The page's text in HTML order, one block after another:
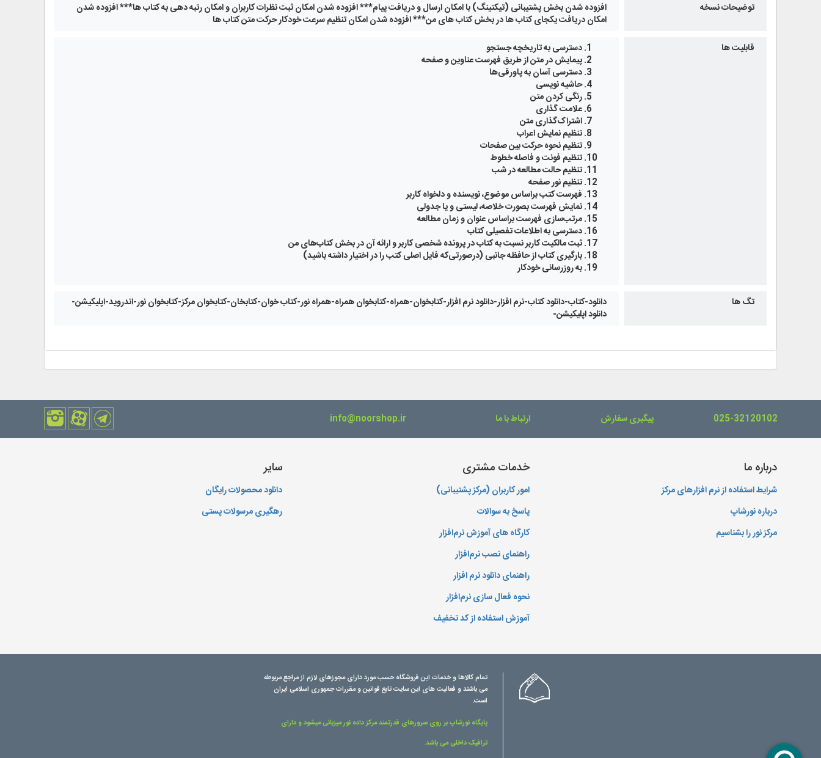
توضیحات نسخه
افزوده شدن بخش پشتیبانی (تیکتینگ) با امکان ارسال و دریافت پیام*** افزوده شدن امکان ثبت نظرات کاربران و امکان رتبه دهی به کتاب ها*** افزوده شدن
امکان دریافت یکجای کتاب ها در بخش کتاب های من*** افزوده شدن امکان تنظیم سرعت خودکار حرکت متن کتاب ها
قابلیت ها
دسترسی به تاریخچه جستجو
پیمایش در متن از طریق فهرست عناوین و صفحه
دسترسی آسان به پاورقی‌ها
حاشیه نویسی
رنگی کردن متن
علامت گذاری
اشتراک‌گذاری متن
تنظیم نمایش اعراب
تنظیم نحوه حرکت بین صفحات
تنظیم فونت و فاصله خطوط
تنظیم حالت مطالعه در شب
تنظیم نور صفحه
فهرست کتب براساس موضوع، نویسنده و دلخواه کاربر
نمایش فهرست بصورت خلاصه، لیستی و یا جدولی
مرتب‌سازی فهرست براساس عنوان و زمان مطالعه
دسترسی به اطلاعات تفصیلی کتاب
ثبت مالکیت کاربر نسبت به کتاب در پرونده شخصی کاربر و ارائه آن در بخش کتاب‌های من
بارگیری کتاب از حافظه جانبی (درصورتی‌که فایل اصلی کتب را در اختیار داشته باشید)
به روزرسانی خودکار
تگ ها
دانلود-کتاب-دانلود کتاب-نرم افزار-دانلود نرم افزار-کتابخوان-همراه-کتابخوان همراه-همراه نور-کتاب خوان-کتابخان-کتابخوان مرکز-کتابخوان نور-اندروید-اپلیکیشن-
دانلود اپلیکیشن-
025-32120102 پیگیری سفارش ارتباط با ما info@noorshop.ir
درباره ما
شرایط استفاده از نرم افزارهای مرکز
درباره نورشاپ
مرکز نور را بشناسیم
خدمات مشتری
امور کاربران (مرکز پشتیبانی)
پاسخ به سوالات
کارگاه های آموزش نرم‌افزار
راهنمای نصب نرم‌افزار
راهنمای دانلود نرم افزار
نحوه فعال سازی نرم‌افزار
آموزش استفاده از کد تخفیف
سایر
دانلود محصولات رایگان
رهگیری مرسولات پستی
تمام کالاها و خدمات این فروشگاه حسب مورد دارای مجوزهای لازم از مراجع مربوطه
می باشند و فعالیت های این سایت تابع قوانین و مقررات جمهوری اسلامی ایران
است.
پایگاه نورشاپ بر روی سرورهای قدرتمند مرکز داده نور میزبانی میشود و دارای
ترافیک داخلی می باشد.